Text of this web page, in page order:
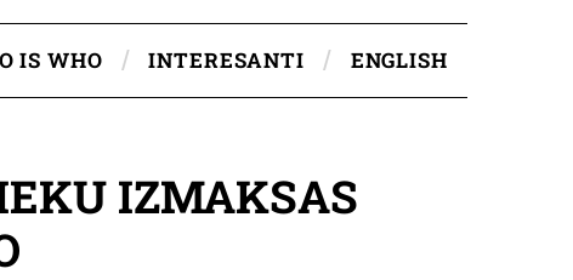
IS WHO INTERESANTI ENGLISH
IZMAKSAS